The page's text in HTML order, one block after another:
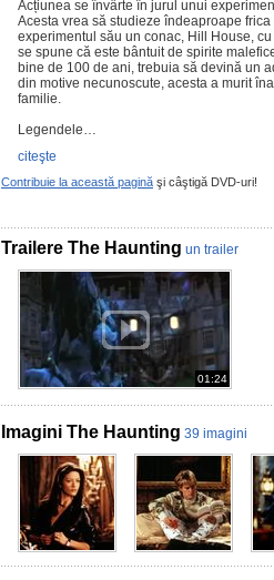
Acțiunea se învârte în jurul unui
Acesta vrea să studieze îndeaproape
experimentul său un conac, Hill House,
se spune că este bântuit de spirite
bine de 100 de ani, trebuia să devină un
din motive necunoscute, acesta a murit
familie.
Legendele…
citeşte
Contribuie la această pagină şi câştigă DVD-uri!
Trailere The Haunting un trailer
01:24
Imagini The Haunting 39 imagini